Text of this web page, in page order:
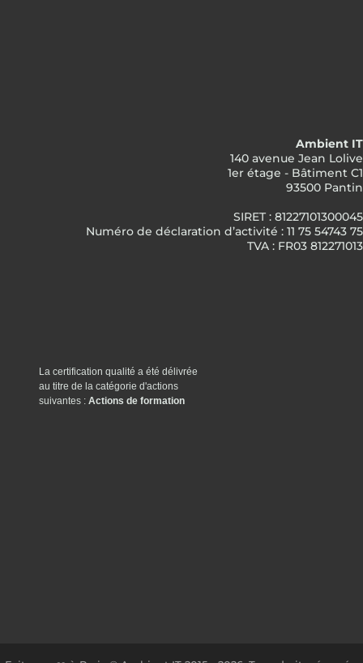
Ambient IT
140 avenue Jean Lolive
1er étage - Bâtiment C1
93500 Pantin
SIRET : 81227101300045
Numéro de déclaration d’activité : 11 75 54743 75
TVA : FR03 812271013
La certification qualité a été délivrée
au titre de la catégorie d'actions
suivantes : Actions de formation